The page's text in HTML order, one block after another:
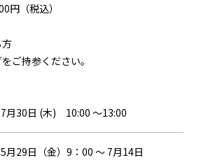
円（税込）
ご持参ください。
7月30日 (木) 10:00 ～13:00
5月29日（金）9：00 ～ 7月14日